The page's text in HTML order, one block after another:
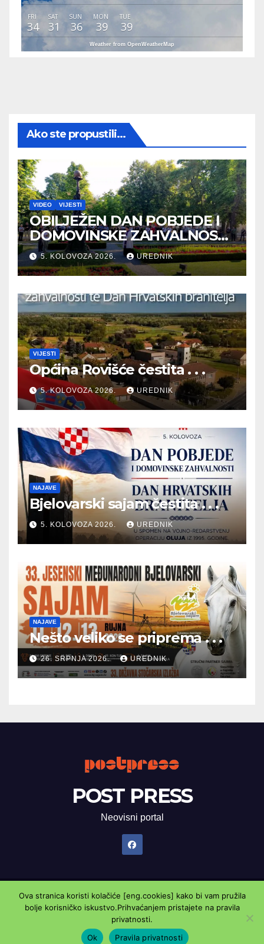
FRI
34
SAT
31
SUN
36
MON
39
TUE
39
Weather from OpenWeatherMap
Ako ste propustili...
VIDEO VIJESTI
OBILJEŽEN DAN POBJEDE I
DOMOVINSKE ZAHVALNOSTI
TE DAN HRVATSKIH
BRANITELJA
5. KOLOVOZA 2026. UREDNIK
VIJESTI
Općina Rovišće čestita . . .
5. KOLOVOZA 2026. UREDNIK
NAJAVE
Bjelovarski sajam čestita . . .
5. KOLOVOZA 2026. UREDNIK
NAJAVE
Nešto veliko se priprema . . .
26. SRPNJA 2026. UREDNIK
POST PRESS
Neovisni portal
Proudly powered by WordPress| Theme: Newsup byThemeansar.
Marketing oglasnik Kontaktirajte nasPravila privatnosti
Ova stranica koristi kolačiće [eng.cookies] kako bi vam pružila
bolje korisničko iskustvo.Prihvaćanjem pristajete na pravila
privatnosti.
Ok
Pravila privatnosti